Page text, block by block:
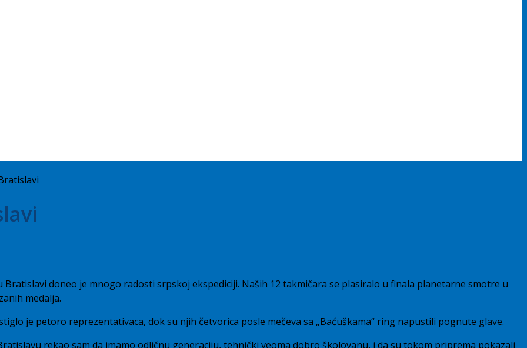
doneo je mnogo radosti srpskoj ekspediciji. Naših 12 takmičara se plasiralo u finala planetarne smotre u
medalja.
je petoro reprezentativaca, dok su njih četvorica posle mečeva sa „Baćuškama“ ring napustili pognute glave.
rekao sam da imamo odličnu generaciju, tehnički veoma dobro školovanu, i da su tokom priprema pokazali